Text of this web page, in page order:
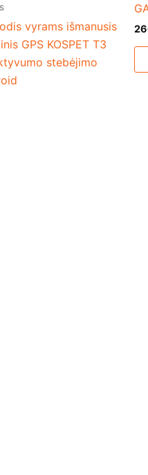
vyrams išmanusis
GPS KOSPET T3
stebėjimo